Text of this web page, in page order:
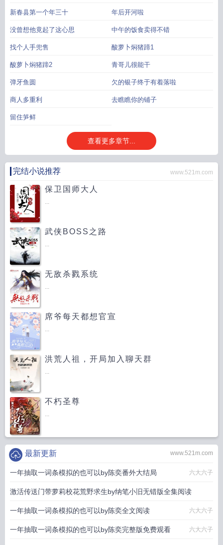
新春县第一个年三十 年后开河啦
没曾想他竟起了这心思 中午的饭食卖得不错
找个人手兜售 酸萝卜焖猪蹄1
酸萝卜焖猪蹄2 青哥儿很能干
弹牙鱼圆 欠的银子终于有着落啦
商人多重利 去瞧瞧你的铺子
留住笋鲜
查看更多章节...
完结小说推荐 www.521m.com
保卫国师大人
...
武侠BOSS之路
...
无敌杀戮系统
...
席爷每天都想官宣
...
洪荒人祖，开局加入聊天群
...
不朽圣尊
...
www.521m.com
最新更新
一年抽取一词条模拟的也可以by陈奕番外大结局 六大六子
激活传送门带萝莉校花荒野求生by纳笔小旧无错版全集阅读
纳笔小旧
一年抽取一词条模拟的也可以by陈奕全文阅读 六大六子
一年抽取一词条模拟的也可以by陈奕完整版免费观看 六大六子